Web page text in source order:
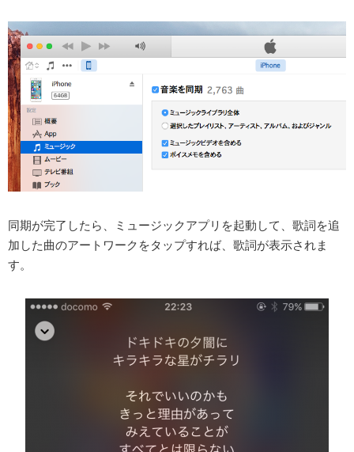
同期が完了したら、ミュージックアプリを起動して、歌詞を追
加した曲のアートワークをタップすれば、歌詞が表示されま
す。